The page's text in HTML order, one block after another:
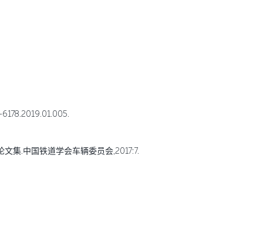
集.中国铁道学会车辆委员会,2017:7.